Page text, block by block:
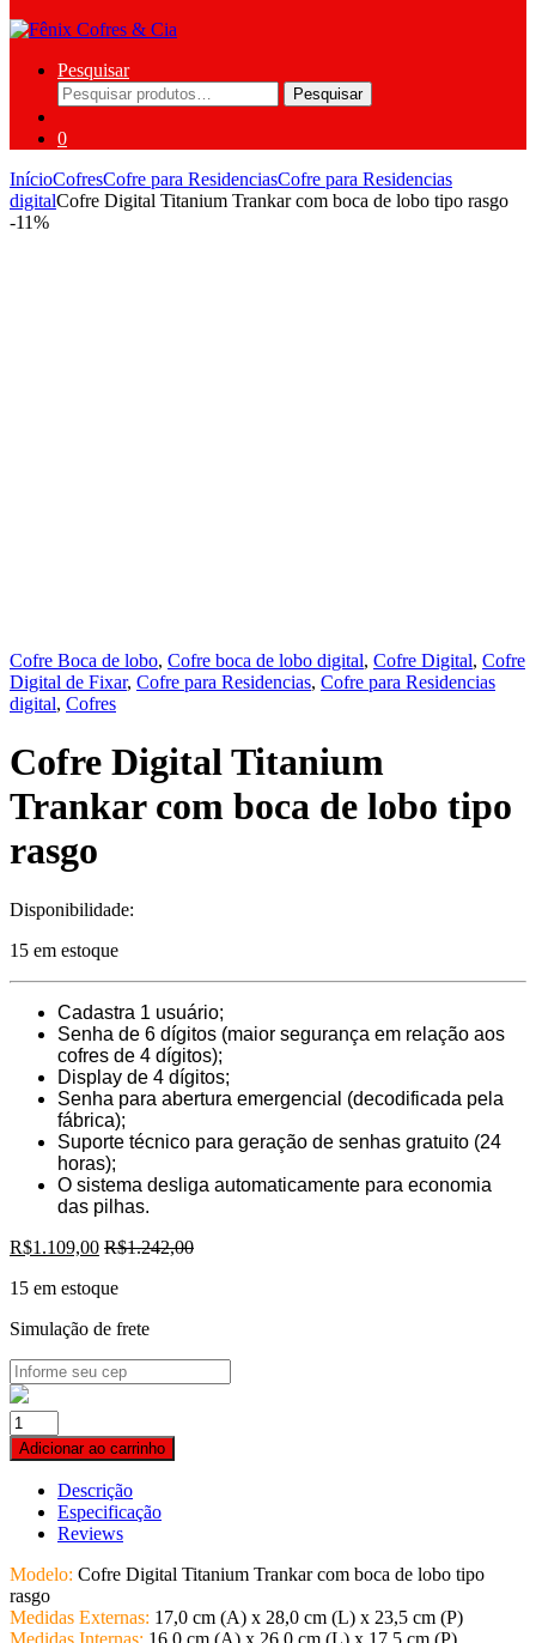
Pesquisar
Pesquisar
por:
Pesquisar
0
InícioCofresCofre para ResidenciasCofre para Residencias
digitalCofre Digital Titanium Trankar com boca de lobo tipo rasgo
-11%
Cofre Boca de lobo, Cofre boca de lobo digital, Cofre Digital, Cofre
Digital de Fixar, Cofre para Residencias, Cofre para Residencias
digital, Cofres
Cofre Digital Titanium
Trankar com boca de lobo tipo
rasgo
Disponibilidade:
15 em estoque
Cadastra 1 usuário;
Senha de 6 dígitos (maior segurança em relação aos
cofres de 4 dígitos);
Display de 4 dígitos;
Senha para abertura emergencial (decodificada pela
fábrica);
Suporte técnico para geração de senhas gratuito (24
horas);
O sistema desliga automaticamente para economia
das pilhas.
R$1.109,00 R$1.242,00
15 em estoque
Simulação de frete
Cofre
Digital
Titanium
Trankar
com
boca
lobo
tipo
rasgo
quantidade
Adicionar ao carrinho
Descrição
Especificação
Reviews
Modelo: Cofre Digital Titanium Trankar com boca de lobo tipo
rasgo
Medidas Externas: 17,0 cm (A) x 28,0 cm (L) x 23,5 cm (P)
Medidas Internas: 16,0 cm (A) x 26,0 cm (L) x 17,5 cm (P)